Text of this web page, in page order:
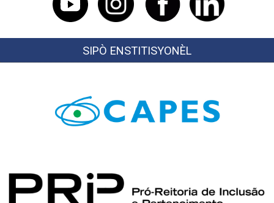
SIPÒ ENSTITISYONÈL